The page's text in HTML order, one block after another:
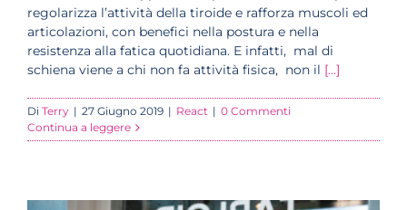
regolarizza l’attività della tiroide e rafforza muscoli ed
articolazioni, con benefici nella postura e nella
resistenza alla fatica quotidiana. E infatti, mal di
schiena viene a chi non fa attività fisica, non il [...]
Di Terry | 27 Giugno 2019 | React | 0 Commenti
Continua a leggere